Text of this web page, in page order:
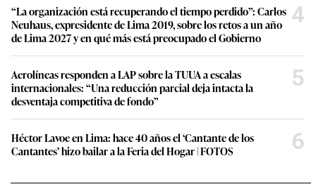
“La organización está recuperando el tiempo perdido”: Carlos
Neuhaus, expresidente de Lima 2019, sobre los retos a un año
de Lima 2027 y en qué más está preocupado el Gobierno
4
Aerolíneas responden a LAP sobre la TUUA a escalas
internacionales: “Una reducción parcial deja intacta la
desventaja competitiva de fondo”
5
Héctor Lavoe en Lima: hace 40 años el ‘Cantante de los
Cantantes’ hizo bailar a la Feria del Hogar | FOTOS
6